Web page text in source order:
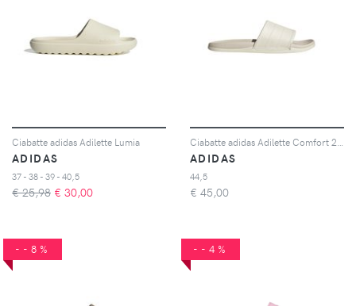
Ciabatte adidas Adilette Lumia
ADIDAS
37 - 38 - 39 - 40,5
€ 25,98 € 30,00
ADIDAS
44,5
€ 45,00
--8% --4%